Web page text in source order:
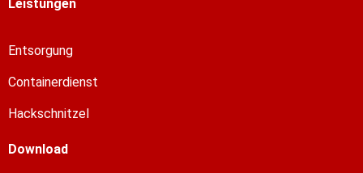
Leistungen
Entsorgung
Containerdienst
Hackschnitzel
Download